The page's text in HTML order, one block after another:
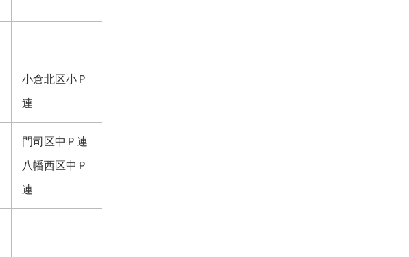
小倉北区小Ｐ
連
門司区中Ｐ連
八幡西区中Ｐ
連